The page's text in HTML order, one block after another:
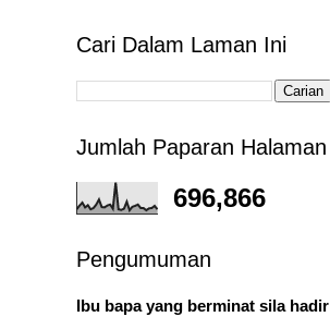
Cari Dalam Laman Ini
Jumlah Paparan Halaman
696,866
Pengumuman
Ibu bapa yang berminat sila hadir